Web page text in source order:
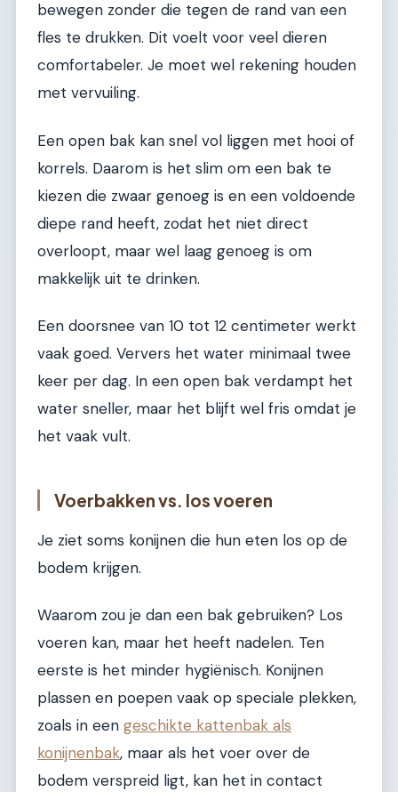
bewegen zonder die tegen de rand van een
fles te drukken. Dit voelt voor veel dieren
comfortabeler. Je moet wel rekening houden
met vervuiling.
Een open bak kan snel vol liggen met hooi of
korrels. Daarom is het slim om een bak te
kiezen die zwaar genoeg is en een voldoende
diepe rand heeft, zodat het niet direct
overloopt, maar wel laag genoeg is om
makkelijk uit te drinken.
Een doorsnee van 10 tot 12 centimeter werkt
vaak goed. Ververs het water minimaal twee
keer per dag. In een open bak verdampt het
water sneller, maar het blijft wel fris omdat je
het vaak vult.
Voerbakken vs. los voeren
Je ziet soms konijnen die hun eten los op de
bodem krijgen.
Waarom zou je dan een bak gebruiken? Los
voeren kan, maar het heeft nadelen. Ten
eerste is het minder hygiënisch. Konijnen
plassen en poepen vaak op speciale plekken,
zoals in een geschikte kattenbak als
konijnenbak, maar als het voer over de
bodem verspreid ligt, kan het in contact